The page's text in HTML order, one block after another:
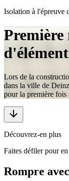
Isolation à l'épreuve
Première
Lors de la
dans la ville de
pour la première fois
Découvrez-en plus
Faites défiler pour
Rompre